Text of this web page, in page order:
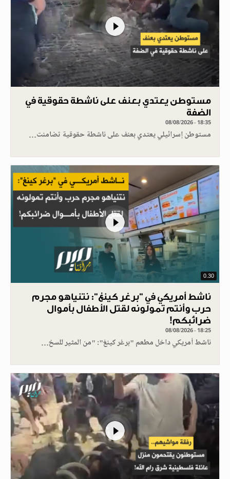
مستوطن يعتدي بعنف على ناشطة حقوقية في
الضفة
08/08/2026 - 18:35
مستوطن إسرائيلي يعتدي بعنف على ناشطة حقوقية تضامنت…
0.30
ناشط أمريكي في "برغر كينغ": نتنياهو مجرم
حرب وأنتم تمولونه لقتل الأطفال بأموال
ضرائبكم!
08/08/2026 - 18:25
ناشط أمريكي داخل مطعم "برغر كينغ": "من المثير للسخ…